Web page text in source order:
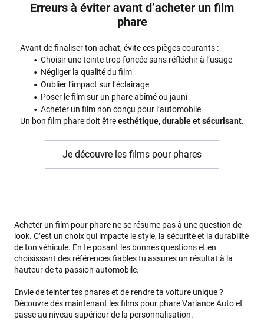
Erreurs à éviter avant d’acheter un film
phare
Avant de finaliser ton achat, évite ces pièges courants :
Choisir une teinte trop foncée sans réfléchir à l’usage
Négliger la qualité du film
Oublier l’impact sur l’éclairage
Poser le film sur un phare abîmé ou jauni
Acheter un film non conçu pour l’automobile
Un bon film phare doit êtreesthétique, durable et sécurisant.
Je découvre les films pour phares
Acheter un film pour phare ne se résume pas à une question de
look. C’est un choix qui impacte le style, la sécurité et la durabilité
de ton véhicule. En te posant les bonnes questions et en
choisissant des références fiables tu assures un résultat à la
hauteur de ta passion automobile.
Envie de teinter tes phares et de rendre ta voiture unique ?
Découvre dès maintenant les films pour phare Variance Auto et
passe au niveau supérieur de la personnalisation.